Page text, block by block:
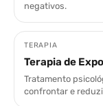
negativos.
TERAPIA
Terapia de
Tratamento
confrontar e